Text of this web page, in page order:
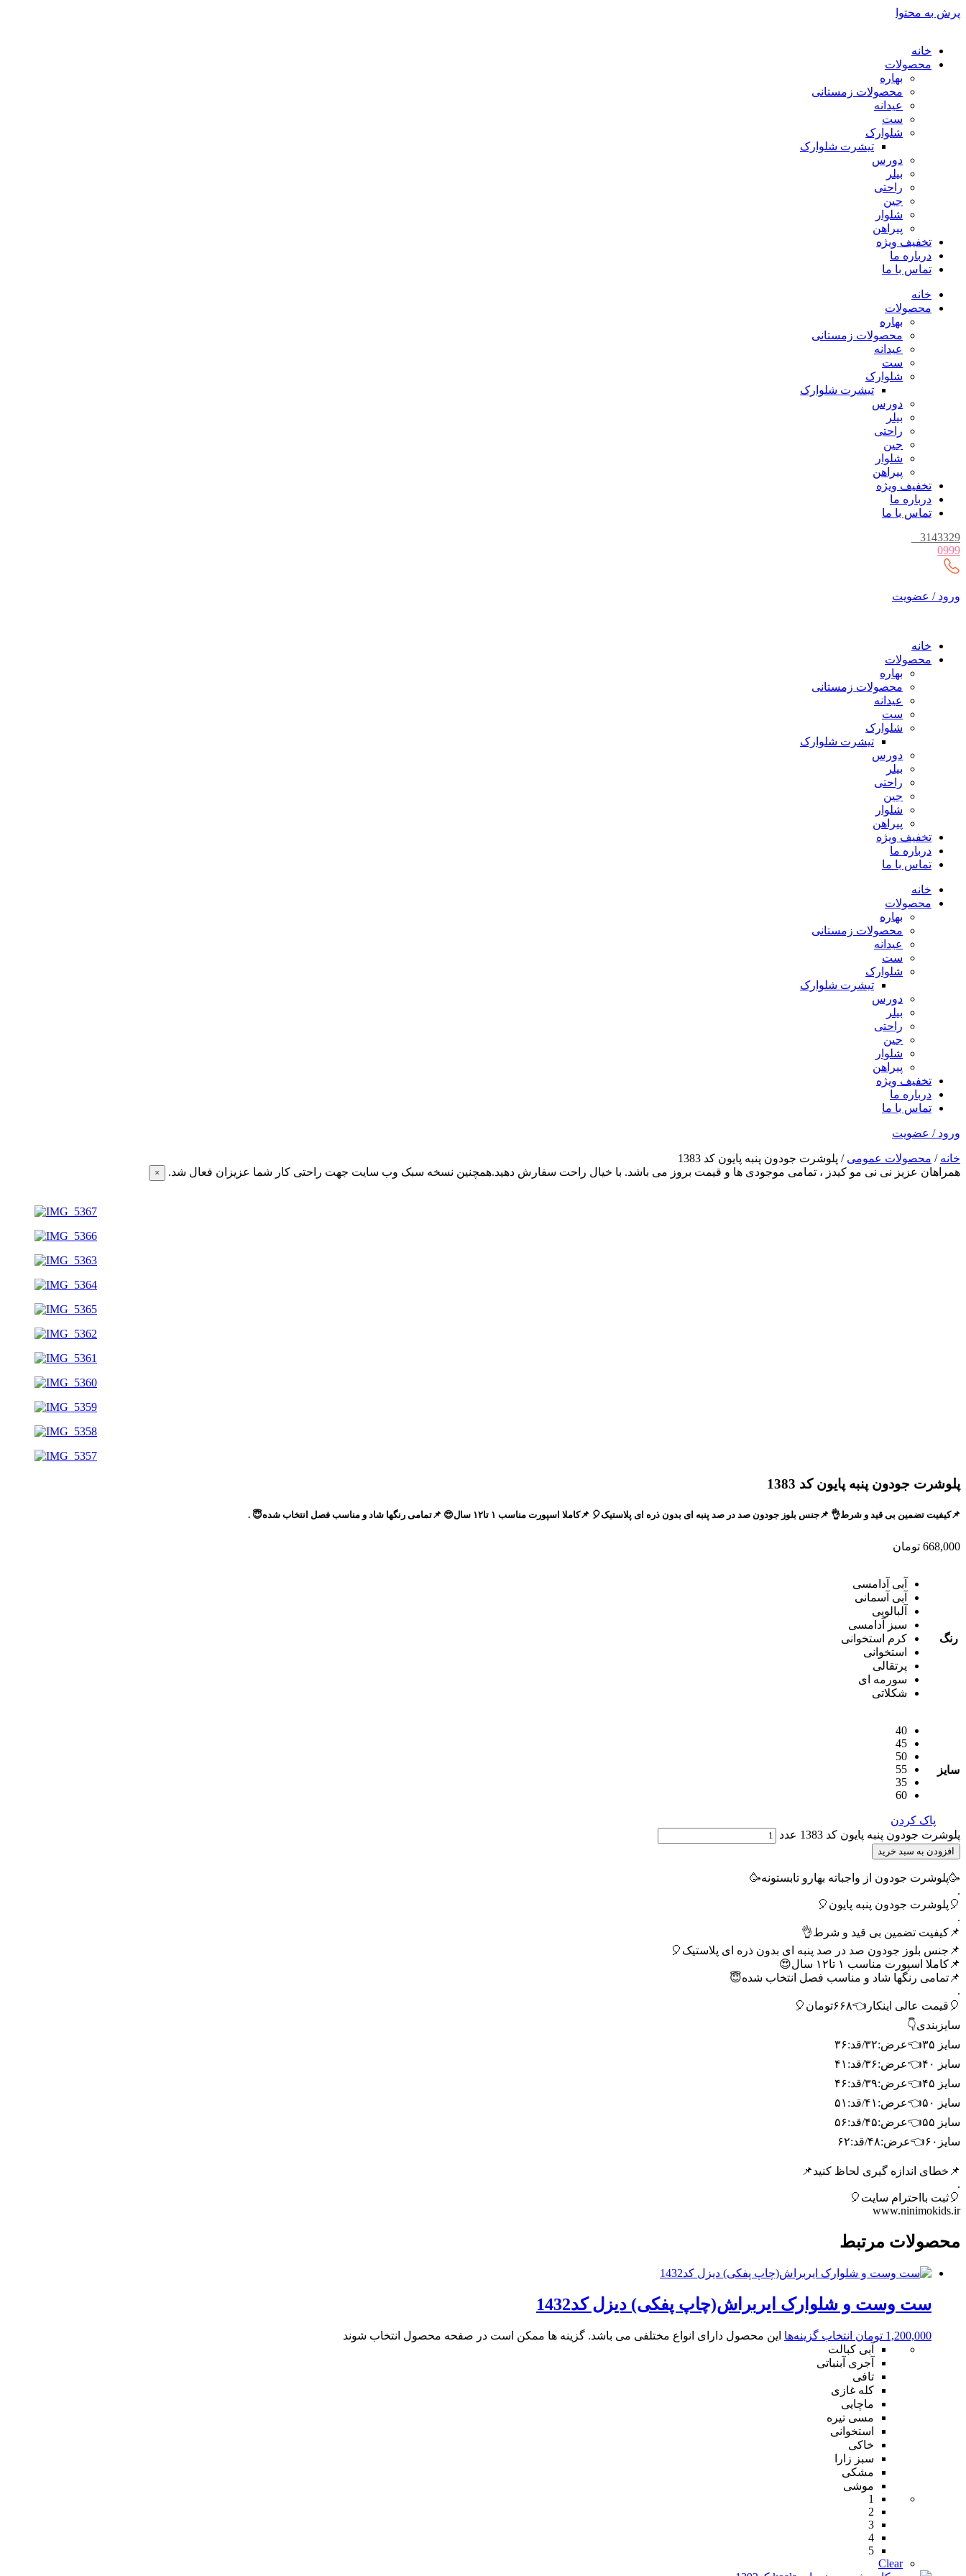
پرش به محتوا
خانه
محصولات
بهاره
محصولات زمستانی
عیدانه
ست
شلوارک
تیشرت شلوارک
دورس
بیلر
راحتی
جین
شلوار
پیراهن
تخفیف ویژه
درباره ما
تماس با ما
خانه
محصولات
بهاره
محصولات زمستانی
عیدانه
ست
شلوارک
تیشرت شلوارک
دورس
بیلر
راحتی
جین
شلوار
پیراهن
تخفیف ویژه
درباره ما
تماس با ما
3143329
0999
ورود / عضویت
خانه
محصولات
بهاره
محصولات زمستانی
عیدانه
ست
شلوارک
تیشرت شلوارک
دورس
بیلر
راحتی
جین
شلوار
پیراهن
تخفیف ویژه
درباره ما
تماس با ما
خانه
محصولات
بهاره
محصولات زمستانی
عیدانه
ست
شلوارک
تیشرت شلوارک
دورس
بیلر
راحتی
جین
شلوار
پیراهن
تخفیف ویژه
درباره ما
تماس با ما
ورود / عضویت
خانه / محصولات عمومی / پلوشرت جودون پنبه پایون کد 1383
همراهان عزیز نی نی مو کیدز ، تمامی موجودی ها و قیمت بروز می باشد. با خیال راحت سفارش دهید.همچنین نسخه سبک وب سایت جهت راحتی کار شما عزیزان فعال شد. ×
پلوشرت جودون پنبه پایون کد 1383
📌کیفیت تضمین بی قید و شرط👌 📌جنس بلوز جودون صد در صد پنبه ای بدون ذره ای پلاستیک🎈 📌کاملا اسپورت مناسب ۱ تا۱۲ سال😍 📌تمامی رنگها شاد و مناسب فصل انتخاب شده😇 .
668,000 تومان
رنگ
آبی آدامسی
آبی آسمانی
آلبالویی
سبز آدامسی
کرم استخوانی
استخوانی
پرتقالی
سورمه ای
شکلاتی
سایز
40
45
50
55
35
60
پاک کردن
پلوشرت جودون پنبه پایون کد 1383 عدد
افزودن به سبد خرید
🥳پلوشرت جودون از واجباته بهارو تابستونه🥳
.
🎈پلوشرت جودون پنبه پایون🎈
.
📌کیفیت تضمین بی قید و شرط👌
📌جنس بلوز جودون صد در صد پنبه ای بدون ذره ای پلاستیک🎈
📌کاملا اسپورت مناسب ۱ تا۱۲ سال😍
📌تمامی رنگها شاد و مناسب فصل انتخاب شده😇
.
🎈قیمت عالی اینکار👈۶۶۸تومان🎈
سایزبندی👇
سایز ۳۵👈عرض:۳۲/قد:۳۶
سایز ۴۰👈عرض:۳۶/قد:۴۱
سایز ۴۵👈عرض:۳۹/قد:۴۶
سایز ۵۰👈عرض:۴۱/قد:۵۱
سایز ۵۵👈عرض:۴۵/قد:۵۶
سایز۶۰👈عرض:۴۸/قد:۶۲
📌خطای اندازه گیری لحاظ کنید📌
.
🎈ثبت بااحترام سایت🎈
www.ninimokids.ir
محصولات مرتبط
ست وست و شلوارک ایربراش(چاپ پفکی) دیزل کد1432
1,200,000 تومان انتخاب گزینه‌ها این محصول دارای انواع مختلفی می باشد. گزینه ها ممکن است در صفحه محصول انتخاب شوند
آبی کبالت
آجری آبنباتی
تافی
کله غازی
ماچایی
مسی تیره
استخوانی
خاکی
سبز زارا
مشکی
موشی
1
2
3
4
5
Clear